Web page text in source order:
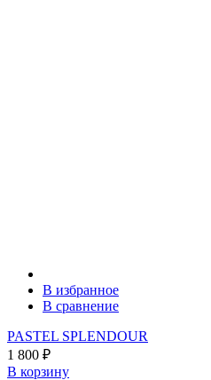
В избранное
В сравнение
PASTEL SPLENDOUR
1 800 ₽
В корзину